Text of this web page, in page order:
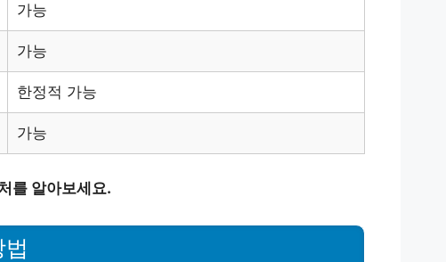
가능
가능
한정적 가능
가능
를 알아보세요.